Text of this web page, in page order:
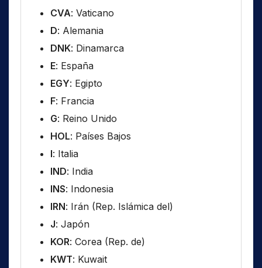
CVA: Vaticano
D: Alemania
DNK: Dinamarca
E: España
EGY: Egipto
F: Francia
G: Reino Unido
HOL: Países Bajos
I: Italia
IND: India
INS: Indonesia
IRN: Irán (Rep. Islámica del)
J: Japón
KOR: Corea (Rep. de)
KWT: Kuwait